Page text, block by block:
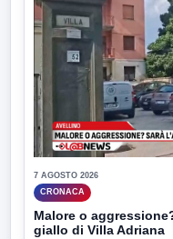
7 AGOSTO 2026
CRONACA
Malore o
giallo di Villa Adriana